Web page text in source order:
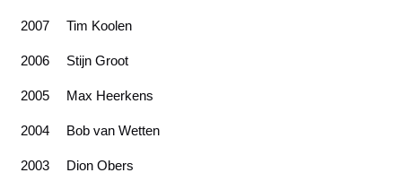
2007 Tim Koolen
2006 Stijn Groot
2005 Max Heerkens
2004 Bob van Wetten
2003 Dion Obers